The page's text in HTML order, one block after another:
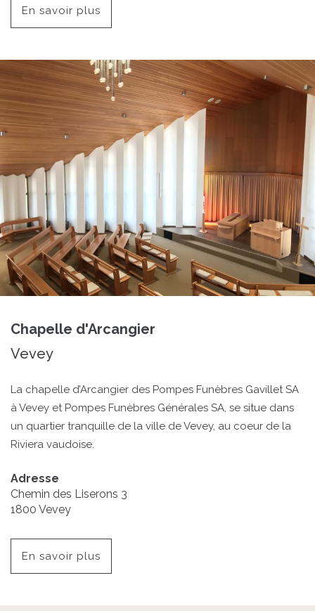
En savoir plus
Chapelle d'Arcangier
Vevey
La chapelle d’Arcangier des Pompes Funèbres Gavillet SA
à Vevey et Pompes Funèbres Générales SA, se situe dans
un quartier tranquille de la ville de Vevey, au coeur de la
Riviera vaudoise.
Adresse
Chemin des Liserons 3
1800 Vevey
En savoir plus